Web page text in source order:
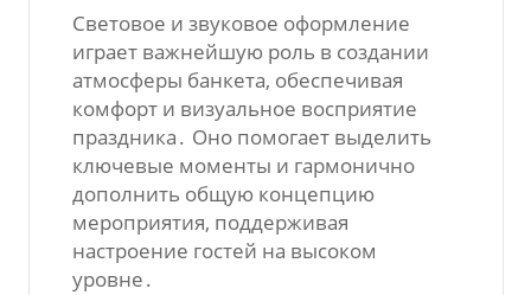
Световое и звуковое оформление
играет важнейшую роль в создании
атмосферы банкета, обеспечивая
комфорт и визуальное восприятие
праздника․ Оно помогает выделить
ключевые моменты и гармонично
дополнить общую концепцию
мероприятия, поддерживая
настроение гостей на высоком
уровне․